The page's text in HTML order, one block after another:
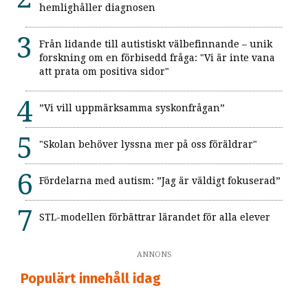
hemlighåller diagnosen
Från lidande till autistiskt välbefinnande – unik
forskning om en förbisedd fråga: "Vi är inte vana
att prata om positiva sidor"
”Vi vill uppmärksamma syskonfrågan”
"Skolan behöver lyssna mer på oss föräldrar"
Fördelarna med autism: ”Jag är väldigt fokuserad”
STL-modellen förbättrar lärandet för alla elever
ANNONS
Populärt innehåll idag